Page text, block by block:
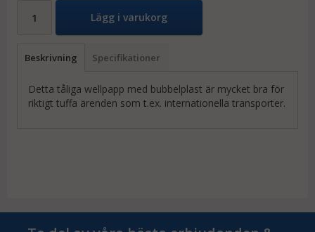
Lägg i varukorg
Beskrivning Specifikationer
Detta tåliga wellpapp med bubbelplast är mycket bra för
riktigt tuffa ärenden som t.ex. internationella transporter.